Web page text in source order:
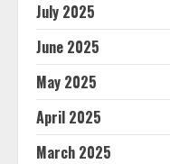
July 2025
June 2025
May 2025
April 2025
March 2025